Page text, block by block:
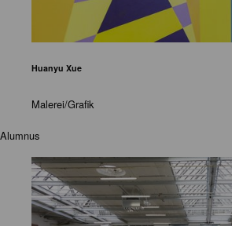
Huanyu Xue
Malerei/Grafik
Alumnus